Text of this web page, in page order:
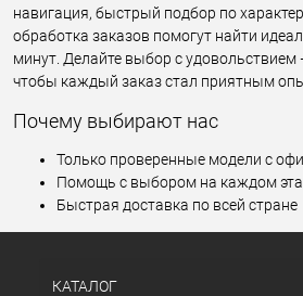
навигация, быстрый подбор по
обработка заказов помогут найти
минут. Делайте выбор с
чтобы каждый заказ стал приятным
Почему выбирают нас
Только проверенные модели с
Помощь с выбором на каждом
Быстрая доставка по всей стране
КАТАЛОГ